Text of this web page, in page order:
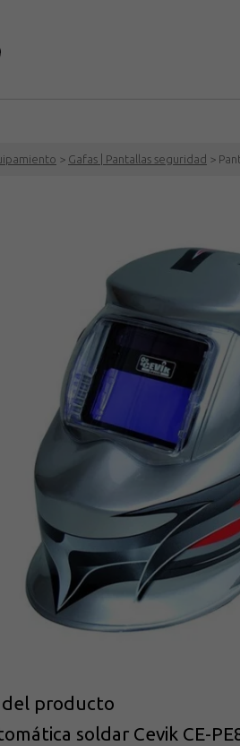
> Gafas | Pantallas seguridad >
del producto
soldar Cevik CE-